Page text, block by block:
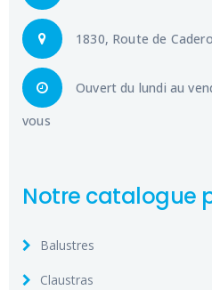
1830, Route de
Ouvert du lundi au
vous
Notre catalogue
Balustres
Claustras